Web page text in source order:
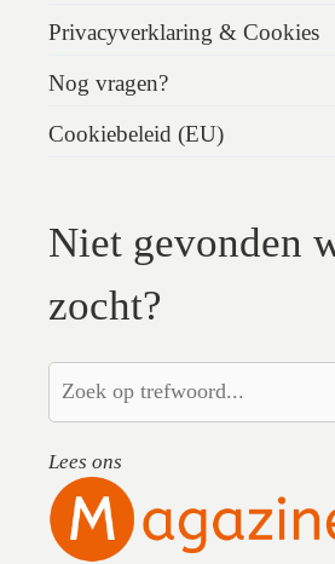
Privacyverklaring & Cookies
Nog vragen?
Cookiebeleid (EU)
Niet gevonden
zocht?
Lees ons